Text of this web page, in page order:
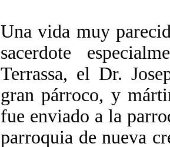
Una vida muy
sacerdote
Terrassa, el Dr.
gran párroco, y
fue enviado a la
parroquia de nueva